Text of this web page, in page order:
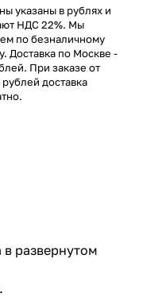
указаны в рублях и
НДС 22%. Мы
по безналичному
Доставка по Москве -
При заказе от
доставка
развернутом